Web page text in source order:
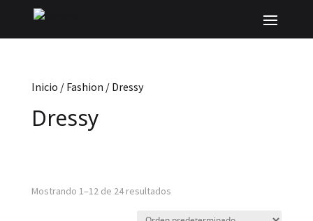
Inicio / Fashion / Dressy
Dressy
Mostrando 1–12 de 24 resultados